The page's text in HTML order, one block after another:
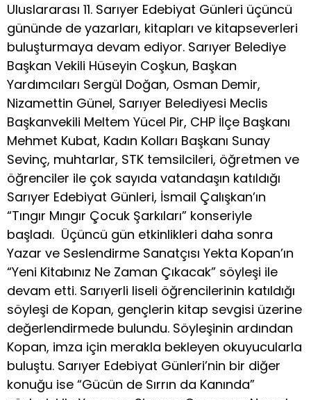
Uluslararası 11. Sarıyer Edebiyat Günleri üçüncü
gününde de yazarları, kitapları ve kitapseverleri
buluşturmaya devam ediyor. Sarıyer Belediye
Başkan Vekili Hüseyin Coşkun, Başkan
Yardımcıları Sergül Doğan, Osman Demir,
Nizamettin Günel, Sarıyer Belediyesi Meclis
Başkanvekili Meltem Yücel Pir, CHP İlçe Başkanı
Mehmet Kubat, Kadın Kolları Başkanı Sunay
Sevinç, muhtarlar, STK temsilcileri, öğretmen ve
öğrenciler ile çok sayıda vatandaşın katıldığı
Sarıyer Edebiyat Günleri, İsmail Çalışkan’ın
“Tıngır Mıngır Çocuk Şarkıları” konseriyle
başladı. Üçüncü gün etkinlikleri daha sonra
Yazar ve Seslendirme Sanatçısı Yekta Kopan’ın
“Yeni Kitabınız Ne Zaman Çıkacak” söyleşi ile
devam etti. Sarıyerli liseli öğrencilerinin katıldığı
söyleşi de Kopan, gençlerin kitap sevgisi üzerine
değerlendirmede bulundu. Söyleşinin ardından
Kopan, imza için merakla bekleyen okuyucularla
buluştu. Sarıyer Edebiyat Günleri’nin bir diğer
konuğu ise “Gücün de Sırrın da Kanında”